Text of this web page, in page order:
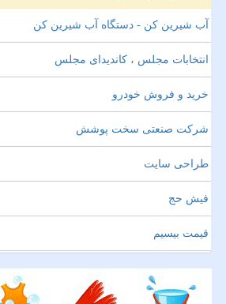
آب شیرین کن - دستگاه آب شیرین کن
انتخابات مجلس ، کاندیدای مجلس
خرید و فروش خودرو
شرکت صنعتی سخت پوشش
طراحی سایت
فیش حج
قیمت بیسیم